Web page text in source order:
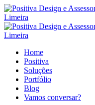
Home
Positiva
Soluções
Portfólio
Blog
Vamos conversar?